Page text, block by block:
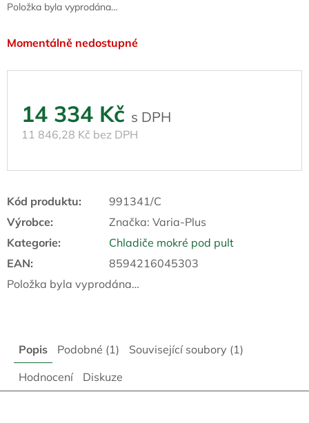
Momentálně nedostupné
14 334 Kč
11 846,28 Kč bez DPH
Položka byla vyprodána…
Kód produktu:
991341/C
Výrobce:
Značka: Varia-Plus
Kategorie:
Chladiče mokré pod pult
EAN:
8594216045303
Položka byla vyprodána…
Popis Podobné (1)
Související soubory (1)
Hodnocení
Diskuze